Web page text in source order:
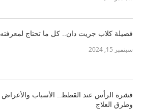
فصيلة كلاب جريت دان.. كل ما تحتاج لمعرفته
سبتمبر 15, 2024
قشرة الرأس عند القطط.. الأسباب والأعراض
وطرق العلاج